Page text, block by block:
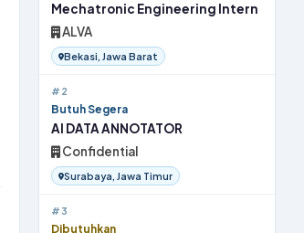
Mechatronic Engineering Intern
ALVA
Bekasi, Jawa Barat
#2
Butuh Segera
AI DATA ANNOTATOR
Confidential
Surabaya, Jawa Timur
#3
Dibutuhkan